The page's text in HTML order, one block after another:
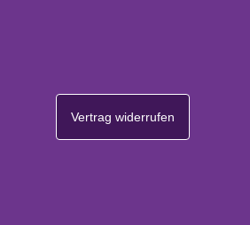
Vertrag widerrufen